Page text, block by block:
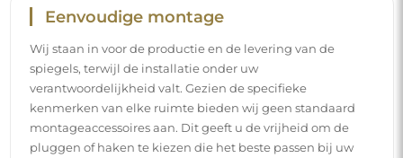
Eenvoudige montage
Wij staan in voor de productie en de levering van de
spiegels, terwijl de installatie onder uw
verantwoordelijkheid valt. Gezien de specifieke
kenmerken van elke ruimte bieden wij geen standaard
montageaccessoires aan. Dit geeft u de vrijheid om de
pluggen of haken te kiezen die het beste passen bij uw